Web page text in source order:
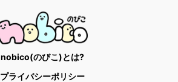
nobico(のびこ)とは?
プライバシーポリシー